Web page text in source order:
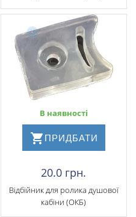
В наявності
ПРИДБАТИ
20.0 грн.
Відбійник для ролика душової
кабіни (ОКБ)